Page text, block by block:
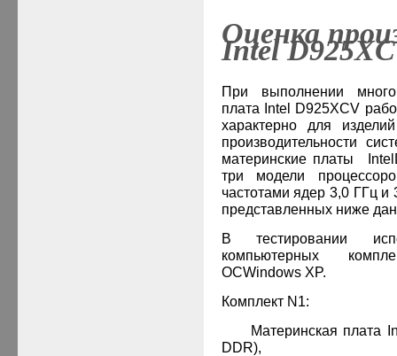
Оценка
Intel
При выполнении
плата Intel D925XCV
характерно для
производительности
материнские платы
Intel
три модели
частотами ядер 3,0 ГГц
представленных ниже
В тестировании
компьютерных
OCWindows XP.
Комплект N1:
Материнская плата
DDR),